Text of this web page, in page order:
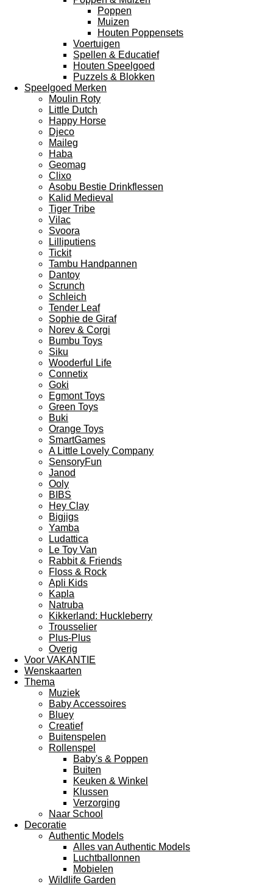
Poppen
Muizen
Houten Poppensets
Voertuigen
Spellen & Educatief
Houten Speelgoed
Puzzels & Blokken
Speelgoed Merken
Moulin Roty
Little Dutch
Happy Horse
Djeco
Maileg
Haba
Geomag
Clixo
Asobu Bestie Drinkflessen
Kalid Medieval
Tiger Tribe
Vilac
Svoora
Lilliputiens
Tickit
Tambu Handpannen
Dantoy
Scrunch
Schleich
Tender Leaf
Sophie de Giraf
Norev & Corgi
Bumbu Toys
Siku
Wooderful Life
Connetix
Goki
Egmont Toys
Green Toys
Buki
Orange Toys
SmartGames
A Little Lovely Company
SensoryFun
Janod
Ooly
BIBS
Hey Clay
Bigjigs
Yamba
Ludattica
Le Toy Van
Rabbit & Friends
Floss & Rock
Apli Kids
Kapla
Natruba
Kikkerland: Huckleberry
Trousselier
Plus-Plus
Overig
Voor VAKANTIE
Wenskaarten
Thema
Muziek
Baby Accessoires
Bluey
Creatief
Buitenspelen
Rollenspel
Baby's & Poppen
Buiten
Keuken & Winkel
Klussen
Verzorging
Naar School
Decoratie
Authentic Models
Alles van Authentic Models
Luchtballonnen
Mobielen
Wildlife Garden